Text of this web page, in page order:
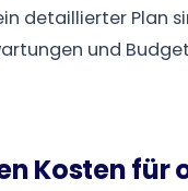
detaillierter Plan
und Budget
Kosten für